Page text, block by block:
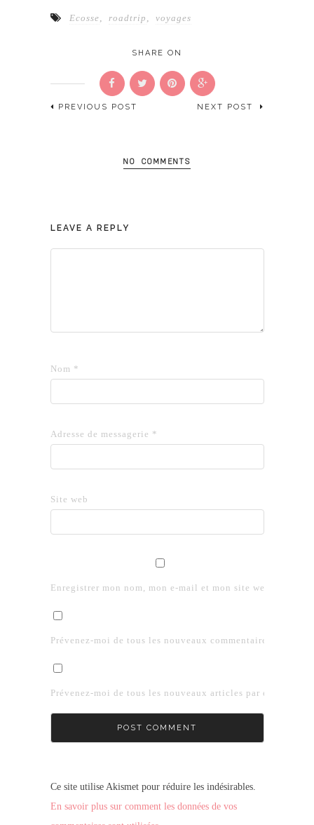
Ecosse roadtrip voyages
SHARE ON
PREVIOUS POST NEXT POST
NO COMMENTS
LEAVE A REPLY
Nom *
Adresse de messagerie *
Site web
Enregistrer mon nom, mon e-mail et mon site web dans le
Prévenez-moi de tous les nouveaux commentaires par e-
Prévenez-moi de tous les nouveaux articles par e-mail.
Ce site utilise Akismet pour réduire les indésirables.
En savoir plus sur comment les données de vos